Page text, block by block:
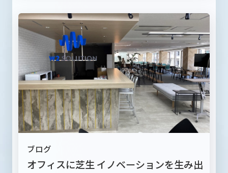
ブログ
オフィスに芝生 イノベーションを生み出